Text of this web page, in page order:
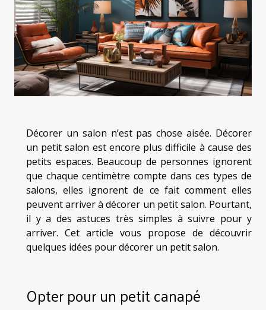
Décorer un salon n’est pas chose aisée. Décorer
un petit salon est encore plus difficile à cause des
petits espaces. Beaucoup de personnes ignorent
que chaque centimètre compte dans ces types de
salons, elles ignorent de ce fait comment elles
peuvent arriver à décorer un petit salon. Pourtant,
il y a des astuces très simples à suivre pour y
arriver. Cet article vous propose de découvrir
quelques idées pour décorer un petit salon.
Opter pour un petit canapé